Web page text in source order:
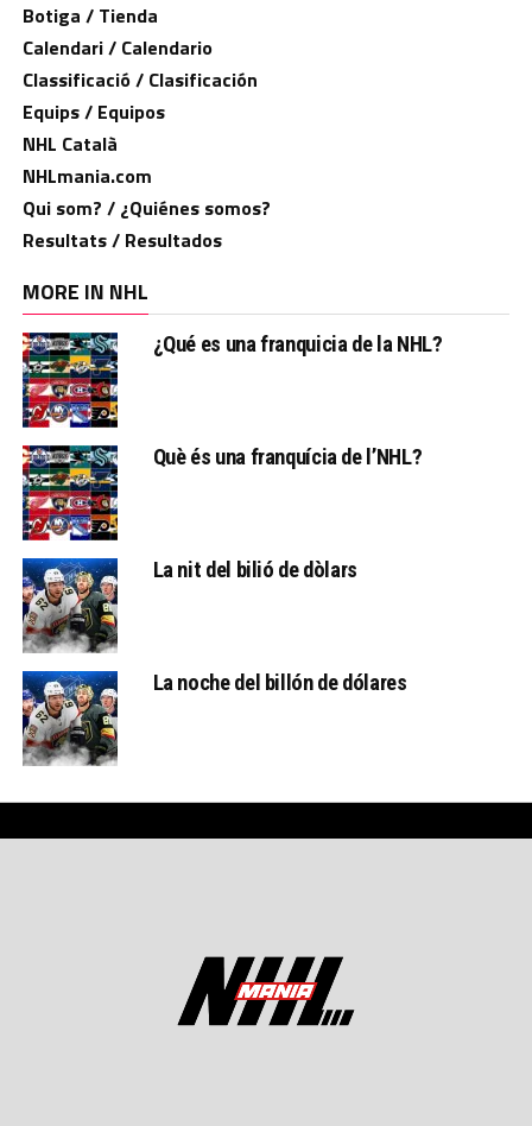
Botiga / Tienda
Calendari / Calendario
Classificació / Clasificación
Equips / Equipos
NHL Català
NHLmania.com
Qui som? / ¿Quiénes somos?
Resultats / Resultados
MORE IN NHL
¿Qué es una franquicia de la NHL?
Què és una franquícia de l’NHL?
La nit del bilió de dòlars
La noche del billón de dólares